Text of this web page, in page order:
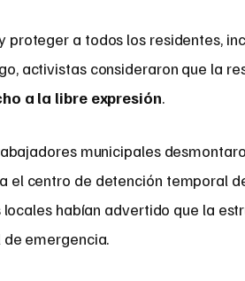
proteger a todos los residentes,
activistas consideraron que la
a la libre expresión.
municipales
el centro de detención temporal
habían advertido que la
emergencia.